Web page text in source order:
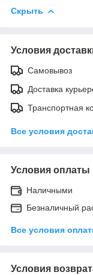
Скрыть
Условия
Самовывоз
Доставка
Транспортная
Все условия
Условия оплаты
Наличными
Безналичный
Все условия
Условия